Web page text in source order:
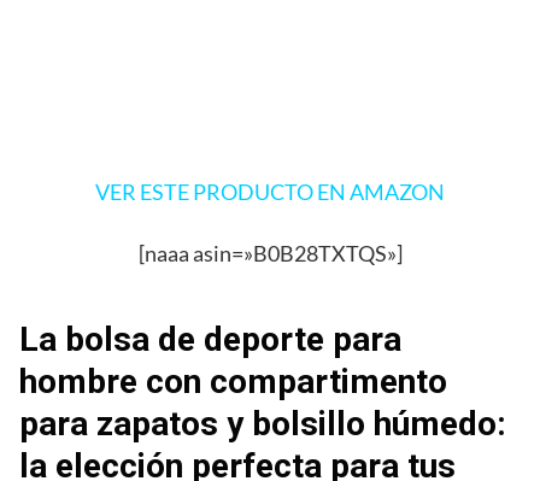
VER ESTE PRODUCTO EN AMAZON
[naaa asin=»B0B28TXTQS»]
La bolsa de deporte para
hombre con compartimento
para zapatos y bolsillo húmedo:
la elección perfecta para tus